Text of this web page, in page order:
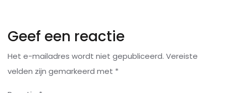
Geef een reactie
Het e-mailadres wordt niet gepubliceerd. Vereiste
velden zijn gemarkeerd met *